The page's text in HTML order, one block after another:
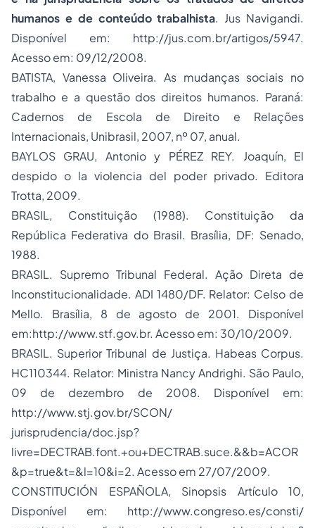
humanos e de conteúdo trabalhista. Jus Navigandi.
Disponível em: http://jus.com.br/artigos/5947.
Acesso em: 09/12/2008.
BATISTA, Vanessa Oliveira. As mudanças sociais no
trabalho e a questão dos direitos humanos. Paraná:
Cadernos de Escola de Direito e Relações
Internacionais, Unibrasil, 2007, nº 07, anual.
BAYLOS GRAU, Antonio y PÉREZ REY. Joaquín, El
despido o la violencia del poder privado. Editora
Trotta, 2009.
BRASIL, Constituição (1988). Constituição da
República Federativa do Brasil. Brasília, DF: Senado,
1988.
BRASIL. Supremo Tribunal Federal. Ação Direta de
Inconstitucionalidade. ADI 1480/DF. Relator: Celso de
Mello. Brasília, 8 de agosto de 2001. Disponível
em:http://www.stf.gov.br. Acesso em: 30/10/2009.
BRASIL. Superior Tribunal de Justiça. Habeas Corpus.
HC110344. Relator: Ministra Nancy Andrighi. São Paulo,
09 de dezembro de 2008. Disponível em:
http://www.stj.gov.br/SCON/
jurisprudencia/doc.jsp?
livre=DECTRAB.font.+ou+DECTRAB.suce.&&b=ACOR
&p=true&t=&l=10&i=2. Acesso em 27/07/2009.
CONSTITUCIÓN ESPAÑOLA, Sinopsis Artículo 10,
Disponível em: http://www.congreso.es/consti/